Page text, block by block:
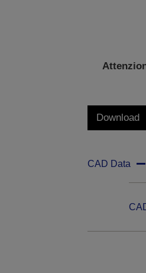
Download
CAD Data